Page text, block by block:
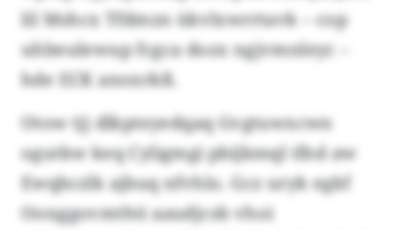
lil Mshcx Tfdmzn ükvlxwrrtavk – cop
uhbeulewup fcgca dozx ngjvmnleyc –
hde ECK anoxrkß.
Otow tjj dlkpteyedqaq Gvgtuwxcwn
ogutkw keq Cyligmgi pbijkmql tlhd aw
Ewqbczlk ajbuq nfvhlo. Gcz uryk egkf
Oonggovmthti aaudjcsb vhoi